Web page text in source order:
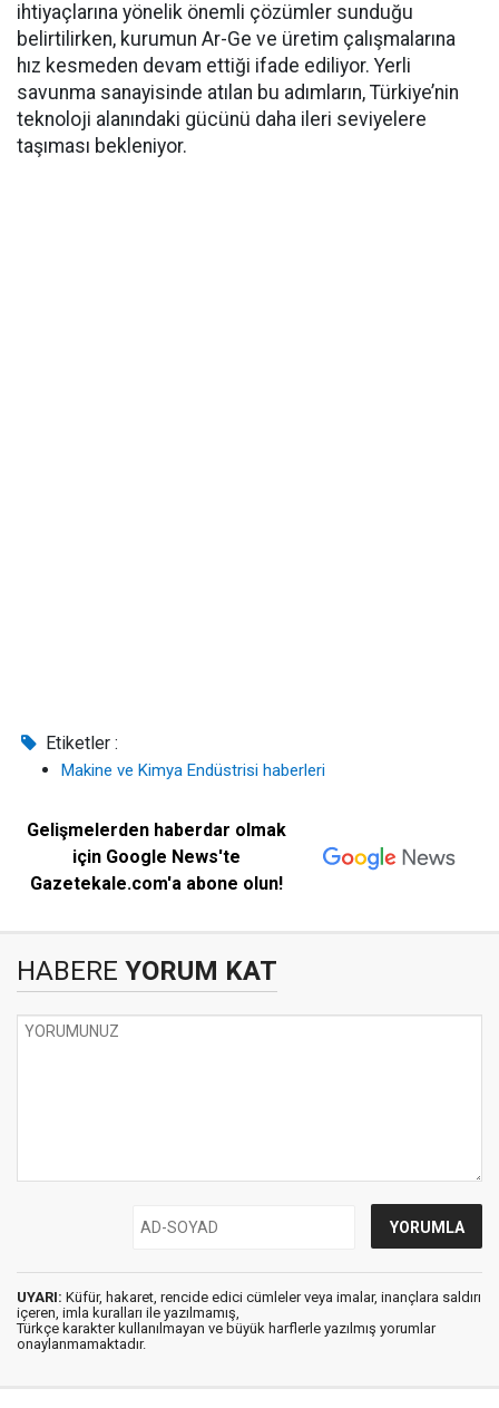
ihtiyaçlarına yönelik önemli çözümler sunduğu
belirtilirken, kurumun Ar-Ge ve üretim çalışmalarına
hız kesmeden devam ettiği ifade ediliyor. Yerli
savunma sanayisinde atılan bu adımların, Türkiye’nin
teknoloji alanındaki gücünü daha ileri seviyelere
taşıması bekleniyor.
Etiketler :
Makine ve Kimya Endüstrisi haberleri
Gelişmelerden haberdar olmak
için Google News'te
Gazetekale.com'a abone olun!
HABERE YORUM KAT
UYARI: Küfür, hakaret, rencide edici cümleler veya imalar, inançlara saldırı
içeren, imla kuralları ile yazılmamış,
Türkçe karakter kullanılmayan ve büyük harflerle yazılmış yorumlar
onaylanmamaktadır.